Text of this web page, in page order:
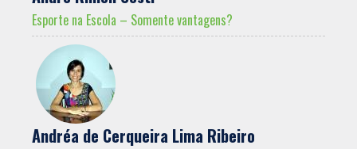
Esporte na Escola – Somente vantagens?
Andréa de Cerqueira Lima Ribeiro